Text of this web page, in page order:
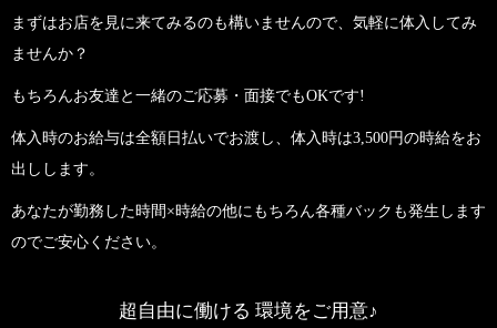
まずはお店を見に来てみるのも構いませんので、気軽に体入してみ
ませんか？
もちろんお友達と一緒のご応募・面接でもOKです!
体入時のお給与は全額日払いでお渡し、体入時は3,500円の時給をお
出しします。
あなたが勤務した時間×時給の他にもちろん各種バックも発生します
のでご安心ください。
超自由に働ける 環境をご用意♪